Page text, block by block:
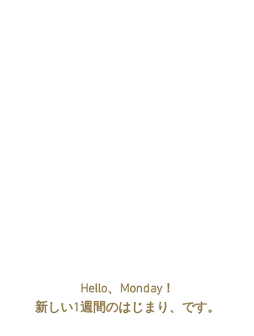
Hello、Monday！
新しい1週間のはじまり、です。